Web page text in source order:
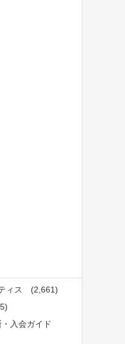
ィス
(2,661)
入会ガイド